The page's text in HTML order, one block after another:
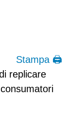
Stampa 🖨
replicare